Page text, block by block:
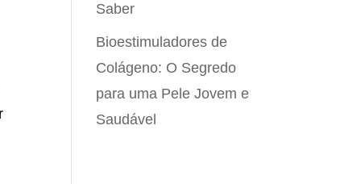
Saber
Bioestimuladores de
Colágeno: O Segredo
para uma Pele Jovem e
Saudável